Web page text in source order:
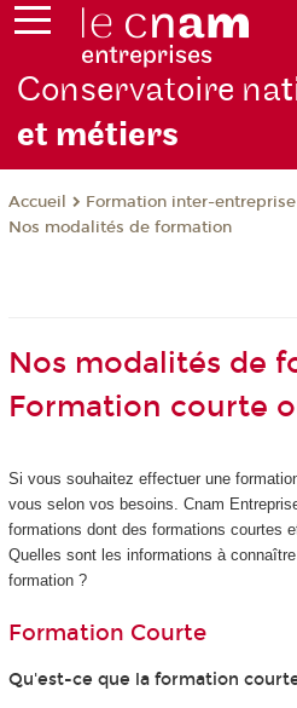
Conservatoire na
et métiers
Accueil
Formation inter-entreprise
Nos modalités de formation
Nos modalités de
Formation courte
Si vous souhaitez effectuer une
vous selon vos besoins. Cnam
formations dont des formations courtes
Quelles sont les informations à
formation ?
Formation Courte
Qu'est-ce que la formation